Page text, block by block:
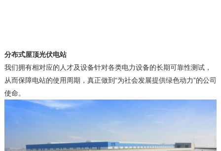
分布式屋顶光伏电站
我们拥有相对应的人才及设备针对各类电力设备的长期可靠性测试，
从而保障电站的使用周期，真正做到“为社会发展提供绿色动力”的公司
使命。